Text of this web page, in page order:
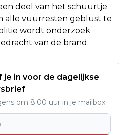
deel van het schuurtje
alle vuurresten geblust te
wordt onderzoek
van de brand.
je in voor de dagelijkse
om 8.00 uur in je mailbox.